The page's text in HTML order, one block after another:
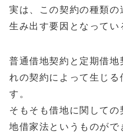
実は、この契約の種類の
生み出す要因となってい
普通借地契約と定期借
れの契約によって生じる
す。
そもそも借地に関して
地借家法というものが